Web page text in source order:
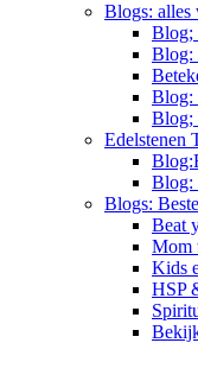
Blogs: alles
Blog;
Blog:
Blog:
Blog;
Edelstenen
Blog:
Blogs:
Beat
Mom
Kids
HSP